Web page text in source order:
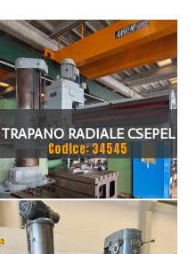
TRAPANO RADIALE CSEPEL
RF 51 B X 3000
Codice: 34545